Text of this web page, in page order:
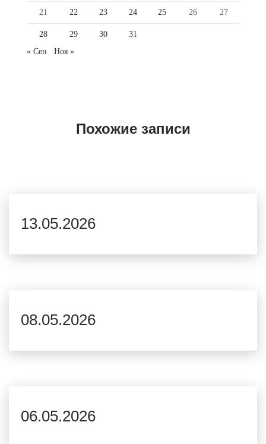
21 22 23 24 25 26 27
28 29 30
31
« Сен
Ноя »
Похожие записи
13.05.2026
08.05.2026
06.05.2026